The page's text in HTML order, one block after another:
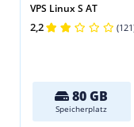
VPS Linux S AT
2,2
80 GB
Speicherplatz